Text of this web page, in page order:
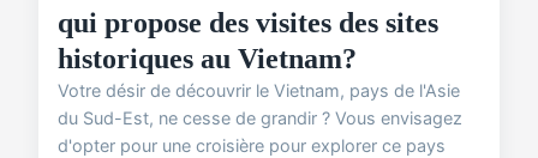
qui propose des visites des sites
historiques au Vietnam?
Votre désir de découvrir le Vietnam, pays de l'Asie
du Sud-Est, ne cesse de grandir ? Vous envisagez
d'opter pour une croisière pour explorer ce pays